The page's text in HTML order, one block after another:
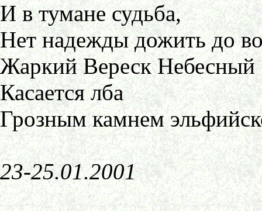
И в тумане судьба,
Нет надежды дожить до
Жаркий Вереск Небесный
Касается лба
Грозным камнем
23-25.01.2001